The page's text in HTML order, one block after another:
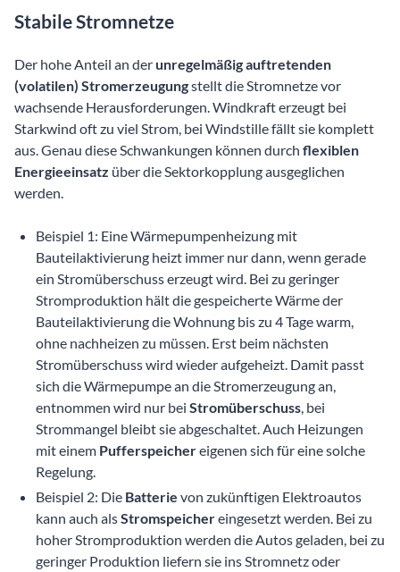
Stabile Stromnetze
Der hohe Anteil an der unregelmäßig auftretenden
(volatilen) Stromerzeugungstellt die Stromnetze vor
wachsende Herausforderungen. Windkraft erzeugt bei
Starkwind oft zu viel Strom, bei Windstille fällt sie komplett
aus. Genau diese Schwankungen können durch flexiblen
Energieeinsatz über die Sektorkopplung ausgeglichen
werden.
Beispiel 1: Eine Wärmepumpenheizung mit
Bauteilaktivierung heizt immer nur dann, wenn gerade
ein Stromüberschuss erzeugt wird. Bei zu geringer
Stromproduktion hält die gespeicherte Wärme der
Bauteilaktivierung die Wohnung bis zu 4 Tage warm,
ohne nachheizen zu müssen. Erst beim nächsten
Stromüberschuss wird wieder aufgeheizt. Damit passt
sich die Wärmepumpe an die Stromerzeugung an,
entnommen wird nur bei Stromüberschuss, bei
Strommangel bleibt sie abgeschaltet. Auch Heizungen
mit einem Pufferspeichereigenen sich für eine solche
Regelung.
Beispiel 2: Die Batterie von zukünftigen Elektroautos
kann auch alsStromspeichereingesetzt werden. Bei zu
hoher Stromproduktion werden die Autos geladen, bei zu
geringer Produktion liefern sie ins Stromnetz oder